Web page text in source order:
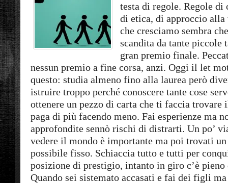
testa di regole. Regole di
di etica, di approccio
che cresciamo sembra
scandita da tante piccole
gran premio finale.
nessun premio a fine corsa, anzi. Oggi il let
questo: studia almeno fino alla laurea però
istruire troppo perché conoscere tante cose
ottenere un pezzo di carta che ti faccia trovare
paga di più facendo meno. Fai esperienze ma
approfondite sennò rischi di distrarti. Un po’
vedere il mondo è importante ma poi trovati
possibile fisso. Schiaccia tutto e tutti per
posizione di prestigio, intanto in giro c’è
Quando sei sistemato accasati e fai dei figli